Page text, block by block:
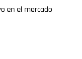
en el mercado